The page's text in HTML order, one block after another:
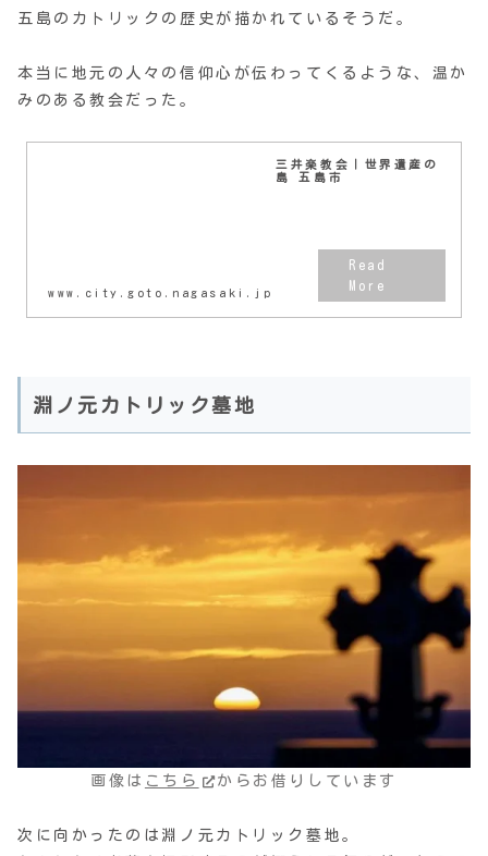
五島のカトリックの歴史が描かれているそうだ。
本当に地元の人々の信仰心が伝わってくるような、温か
みのある教会だった。
三井楽教会｜世界遺産の
島 五島市
www.city.goto.nagasaki.jp
淵ノ元カトリック墓地
画像は こちら からお借りしています
次に向かったのは淵ノ元カトリック墓地。